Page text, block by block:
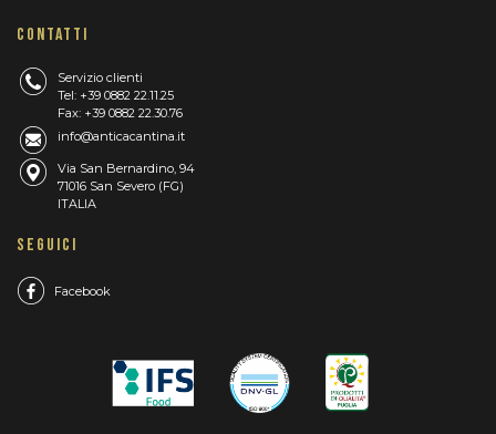
CONTATTI
Servizio clienti
Tel: +39 0882 22.11.25
Fax: +39 0882 22.30.76
info@anticacantina.it
Via San Bernardino, 94
71016 San Severo (FG)
ITALIA
SEGUICI
Facebook